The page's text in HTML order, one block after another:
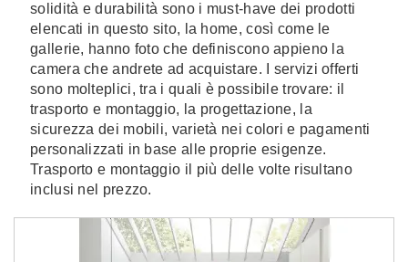
solidità e durabilità sono i must-have dei prodotti
elencati in questo sito, la home, così come le
gallerie, hanno foto che definiscono appieno la
camera che andrete ad acquistare. I servizi offerti
sono molteplici, tra i quali è possibile trovare: il
trasporto e montaggio, la progettazione, la
sicurezza dei mobili, varietà nei colori e pagamenti
personalizzati in base alle proprie esigenze.
Trasporto e montaggio il più delle volte risultano
inclusi nel prezzo.